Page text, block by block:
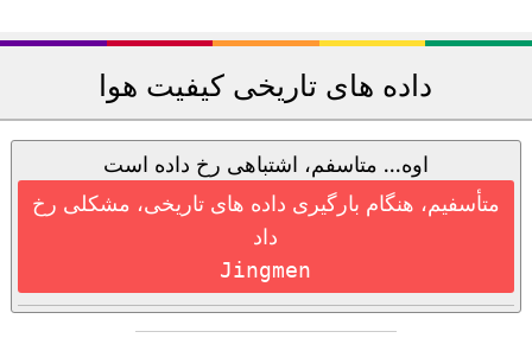
داده های تاریخی کیفیت هوا
اوه... متاسفم، اشتباهی رخ داده است
متأسفیم، هنگام بارگیری داده های تاریخی، مشکلی رخ
داد
Jingmen